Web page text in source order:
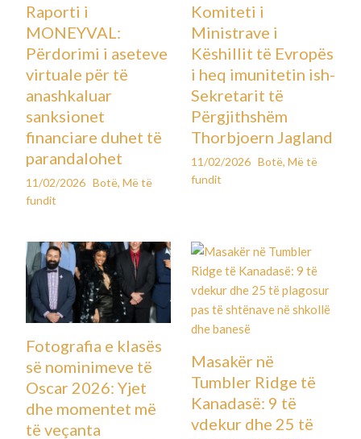
Raporti i
MONEYVAL:
Përdorimi i aseteve
virtuale për të
anashkaluar
sanksionet
financiare duhet të
parandalohet
11/02/2026 Botë,Më të
fundit
Komiteti i
Ministrave i
Këshillit të Evropës
i heq imunitetin ish-
Sekretarit të
Përgjithshëm
Thorbjoern Jagland
11/02/2026 Botë, Më të
fundit
Fotografia e klasës
së nominimeve të
Oscar 2026: Yjet
dhe momentet më
të veçanta
Masakër në
Tumbler Ridge të
Kanadasë: 9 të
vdekur dhe 25 të